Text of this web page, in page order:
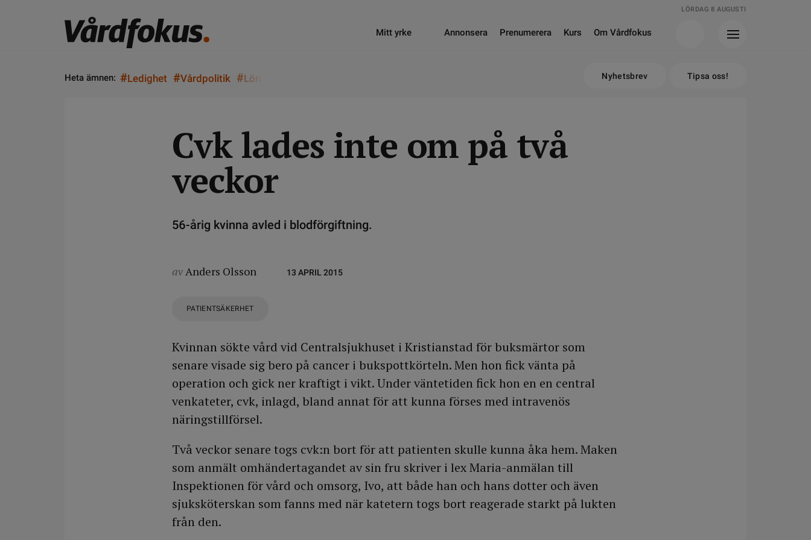
LÖRDAG 8 AUGUSTI
Mitt yrke Annonsera Prenumerera Kurs Om Vårdfokus
Heta ämnen: #Ledighet #Vårdpolitik #Lön Nyhetsbrev Tipsa oss!
Cvk lades inte om på två
veckor
56-årig kvinna avled i blodförgiftning.
avAnders Olsson 13 APRIL 2015
PATIENTSÄKERHET
Kvinnan sökte vård vid Centralsjukhuset i Kristianstad för buksmärtor som
senare visade sig bero på cancer i bukspottkörteln. Men hon fick vänta på
operation och gick ner kraftigt i vikt. Under väntetiden fick hon en en central
venkateter, cvk, inlagd, bland annat för att kunna förses med intravenös
näringstillförsel.
Två veckor senare togs cvk:n bort för att patienten skulle kunna åka hem. Maken
som anmält omhändertagandet av sin fru skriver i lex Maria-anmälan till
Inspektionen för vård och omsorg, Ivo, att både han och hans dotter och även
sjuksköterskan som fanns med när katetern togs bort reagerade starkt på lukten
från den.